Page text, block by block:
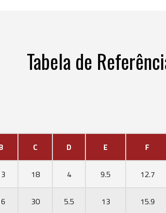
Tabela de
C D E F
18 4 9.5 12.7
30 5.5 13 15.9